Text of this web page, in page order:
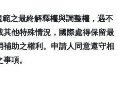
之最終解釋權與調整權，遇不
他特殊情況，國際處得保留最
助之權利。申請人同意遵守相
項。